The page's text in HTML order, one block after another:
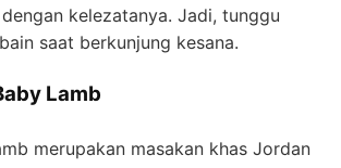
kelezatanya. Jadi, tunggu
saat berkunjung kesana.
Lamb
merupakan masakan khas Jordan